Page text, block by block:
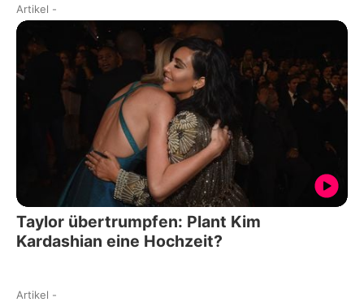
Artikel -
Taylor übertrumpfen: Plant Kim
Kardashian eine Hochzeit?
Artikel -